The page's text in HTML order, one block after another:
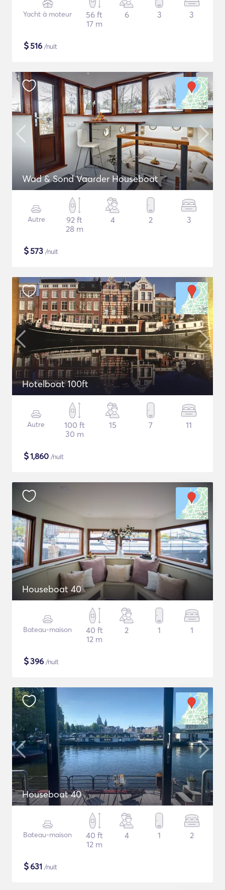
Yacht à moteur
56 ft
17 m
6 3 3
$516 /nuit
Wad & Sond Vaarder Houseboat
Autre
92 ft
28 m
4 2 3
$573 /nuit
Hotelboat 100ft
Autre
100 ft
30 m
15 7 11
$1,860 /nuit
Houseboat 40
Bateau-maison
40 ft
12 m
2 1 1
$396 /nuit
Houseboat 40
Bateau-maison
40 ft
12 m
4 1 2
$631 /nuit